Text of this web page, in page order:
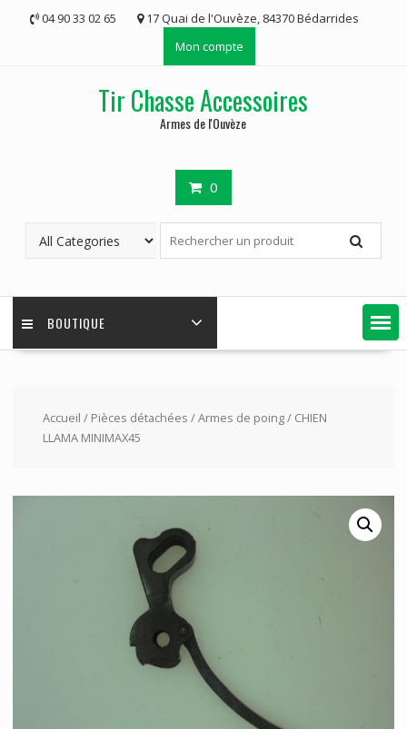
04 90 33 02 65
17 Quai de l'Ouvèze, 84370 Bédarrides
Mon compte
Tir Chasse Accessoires
Armes de l'Ouvèze
0
BOUTIQUE
Accueil / Pièces détachées /Armes de poing/ CHIEN
LLAMA MINIMAX45